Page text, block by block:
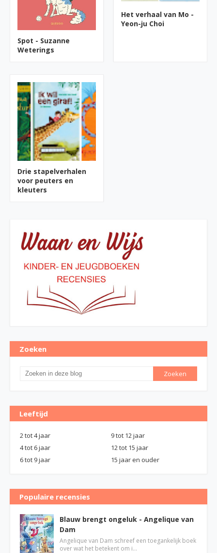
Spot - Suzanne
Weterings
Het verhaal van Mo -
Yeon-ju Choi
Drie stapelverhalen
voor peuters en
kleuters
Zoeken
Leeftijd
2 tot 4 jaar
9 tot 12 jaar
4 tot 6 jaar
12 tot 15 jaar
6 tot 9 jaar
15 jaar en ouder
Populaire recensies
Blauw brengt ongeluk - Angelique van
Dam
Angelique van Dam schreef een toegankelijk boek
over wat het betekent om i…